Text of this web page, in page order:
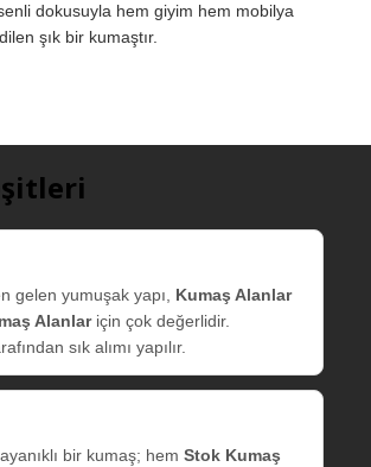
dokusuyla hem giyim hem mobilya
şık bir kumaştır.
gelen yumuşak yapı, Kumaş Alanlar
Alanlariçin çok değerlidir.
sık alımı yapılır.
bir kumaş; hem Stok Kumaş